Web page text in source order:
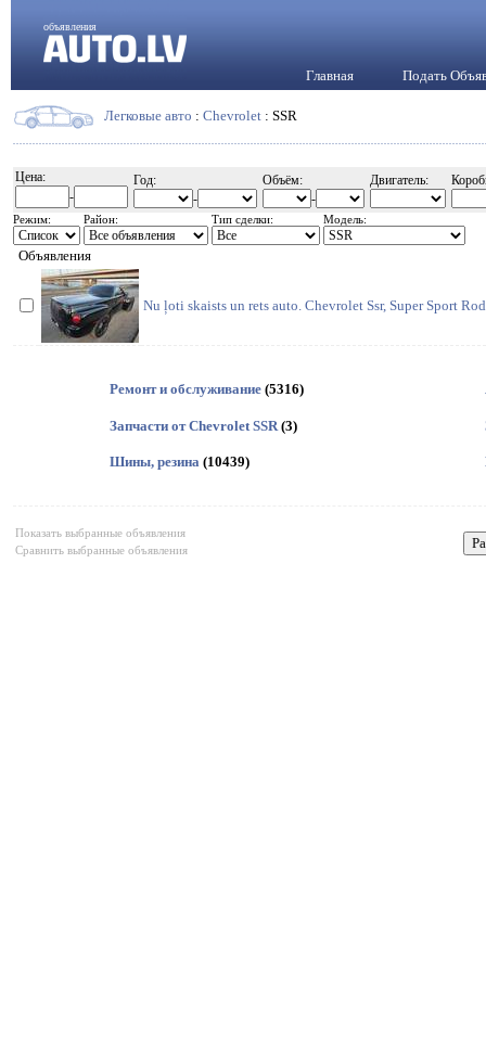
объявления
Главная Подать
Легковые авто : Chevrolet : SSR
Цена:
-
Год:
-
Объём:
-
Двигатель:
Режим: Район: Тип сделки: Модель:
Объявления
Nu ļoti skaists un rets auto. Chevrolet Ssr, Super Sport
Ремонт и обслуживание (5316)
Запчасти от Chevrolet SSR (3)
Шины, резина (10439)
Показать выбранные объявления
Сравнить выбранные объявления